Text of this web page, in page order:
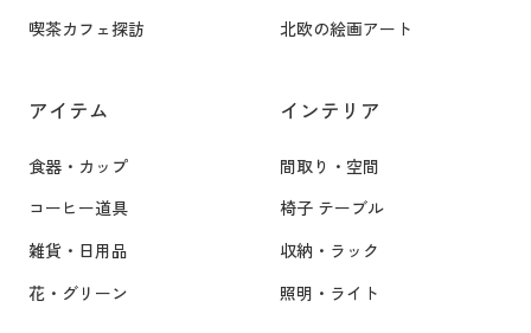
喫茶カフェ探訪
北欧の絵画アート
アイテム
食器・カップ
コーヒー道具
雑貨・日用品
花・グリーン
インテリア
間取り・空間
椅子 テーブル
収納・ラック
照明・ライト